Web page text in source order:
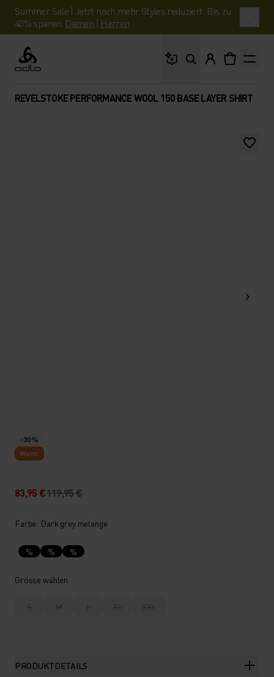
Summer Sale | Jetzt noch mehr Styles reduziert. Bis zu
40% sparen. Damen | Herren
Odlo
REVELSTOKE PERFORMANCE WOOL 150 BASE LAYER SHIRT
-30 %
Warm
83,95 €119,95 €
Farbe: Dark grey melange
% % %
Grösse wählen
S M L XL XXL
PRODUKTDETAILS